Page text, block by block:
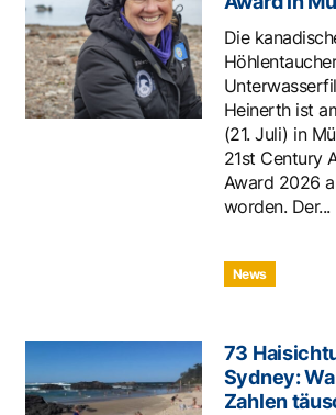
Die
Heinerth ist
(21. Juli) in
21st Century
Award 2026
worden. Der...
News
73
Sydney:
Zahlen